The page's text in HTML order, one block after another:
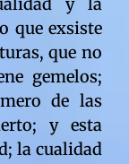
que exsiste
que no
gemelos;
de las
y esta
la cualidad